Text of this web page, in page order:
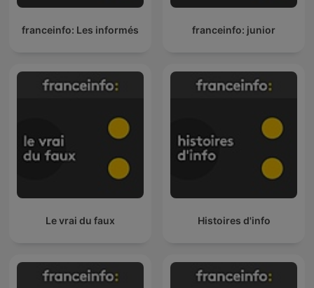
franceinfo: Les informés franceinfo: junior
Le vrai du faux Histoires d'info